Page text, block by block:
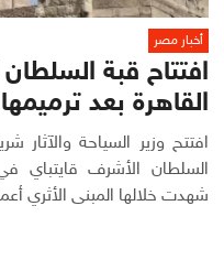
أخبار مصر
افتتاح قبة
القاهرة بعد ترميمها
افتتح وزير السياحة
السلطان الأشرف قايتباي
شهدت خلالها المبنى الأثري